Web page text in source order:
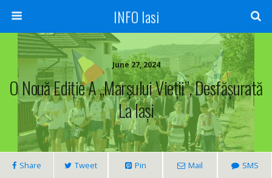
INFO Iasi
June 27, 2024
O Nouă Ediție A „Marșului Vieții”, Desfășurată
La Iași
Share Tweet Pin Mail SMS